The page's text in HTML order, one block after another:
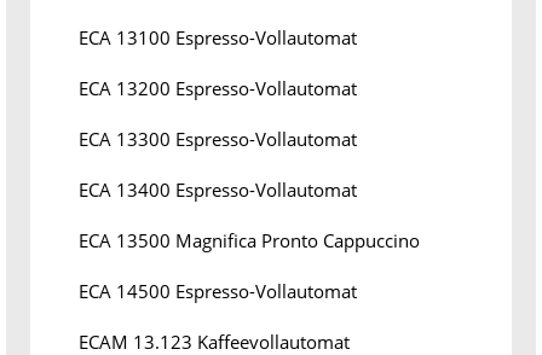
ECA 13100 Espresso-Vollautomat
ECA 13200 Espresso-Vollautomat
ECA 13300 Espresso-Vollautomat
ECA 13400 Espresso-Vollautomat
ECA 13500 Magnifica Pronto Cappuccino
ECA 14500 Espresso-Vollautomat
ECAM 13.123 Kaffeevollautomat